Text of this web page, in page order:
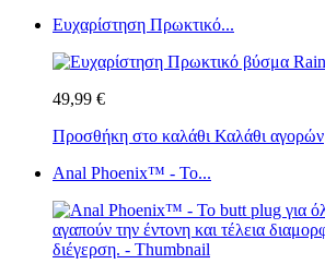
Ευχαρίστηση Πρωκτικό...
49,99 €
Προσθήκη στο καλάθι Καλάθι αγορών
Anal Phoenix™ - Το...